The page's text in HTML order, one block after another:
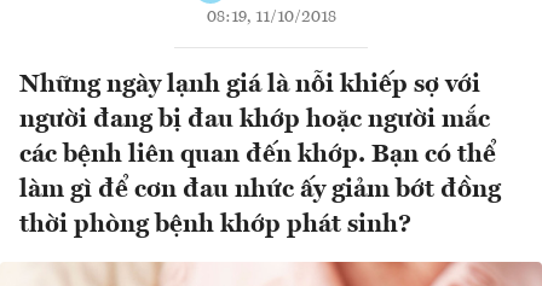
08:19, 11/10/2018
Những ngày lạnh giá là nỗi khiếp sợ với
người đang bị đau khớp hoặc người mắc
các bệnh liên quan đến khớp. Bạn có thể
làm gì để cơn đau nhức ấy giảm bớt đồng
thời phòng bệnh khớp phát sinh?